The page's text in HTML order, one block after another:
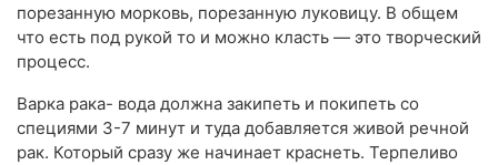
порезанную морковь, порезанную луковицу. В общем
что есть под рукой то и можно класть — это творческий
процесс.
Варка рака- вода должна закипеть и покипеть со
специями 3-7 минут и туда добавляется живой речной
рак. Который сразу же начинает краснеть. Терпеливо